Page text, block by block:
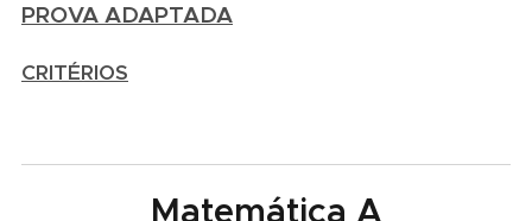
PROVA ADAPTADA
CRITÉRIOS
Matemática A